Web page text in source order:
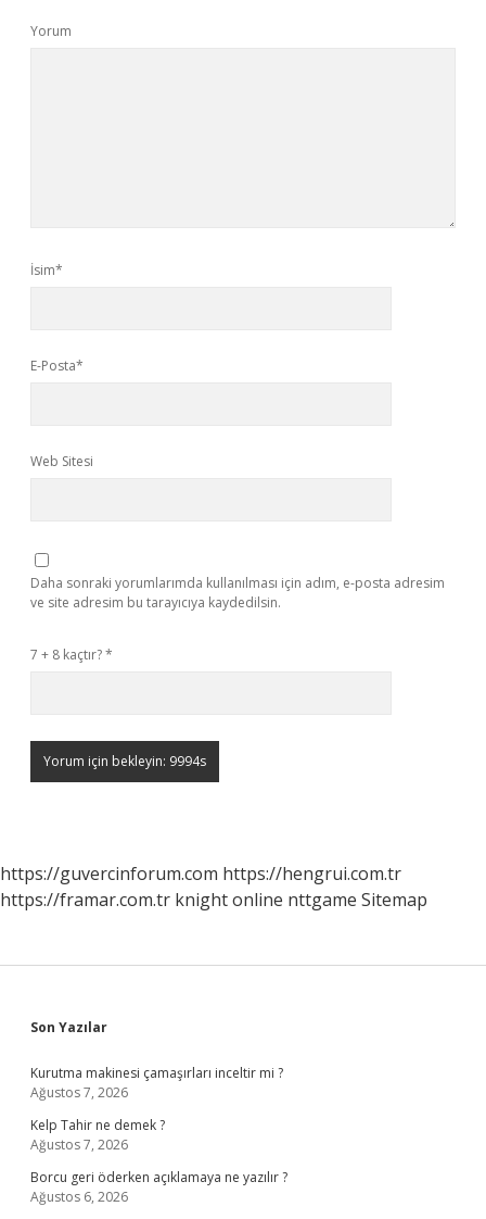
Yorum
İsim*
E-Posta*
Web Sitesi
Daha sonraki yorumlarımda kullanılması için adım, e-posta adresim
ve site adresim bu tarayıcıya kaydedilsin.
7 + 8 kaçtır?*
https://guvercinforum.com https://hengrui.com.tr
https://framar.com.tr knight online nttgame Sitemap
Sidebar
Son Yazılar
Kurutma makinesi çamaşırları inceltir mi ?
Ağustos 7, 2026
Kelp Tahir ne demek ?
Ağustos 7, 2026
Borcu geri öderken açıklamaya ne yazılır ?
Ağustos 6, 2026